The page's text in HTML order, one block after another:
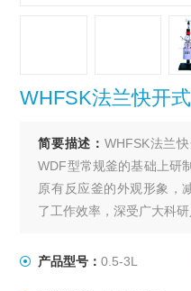
WHFSK法兰快开
简要描述： WHFSK法兰
WDF型常规釜的基础上研
原有反应釜的外观形象，
了工作效率，深受广大科研
产品型号：0.5-3L